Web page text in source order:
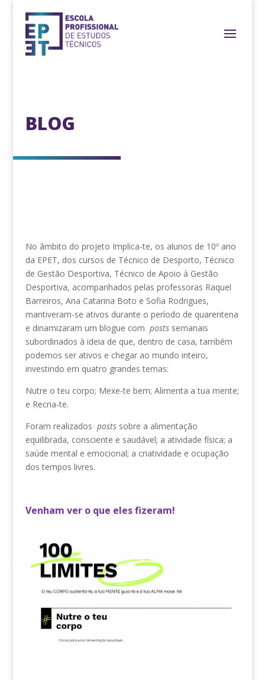
BLOG
No âmbito do projeto Implica-te, os alunos de 10º ano
da EPET, dos cursos de Técnico de Desporto, Técnico
de Gestão Desportiva, Técnico de Apoio à Gestão
Desportiva, acompanhados pelas professoras Raquel
Barreiros, Ana Catarina Boto e Sofia Rodrigues,
mantiveram-se ativos durante o período de quarentena
e dinamizaram um blogue com postssemanais
subordinados à ideia de que, dentro de casa, também
podemos ser ativos e chegar ao mundo inteiro,
investindo em quatro grandes temas:
Nutre o teu corpo; Mexe-te bem; Alimenta a tua mente;
e Recria-te.
Foram realizados postssobre a alimentação
equilibrada, consciente e saudável; a atividade física; a
saúde mental e emocional; a criatividade e ocupação
dos tempos livres.
Venham ver o que eles fizeram!